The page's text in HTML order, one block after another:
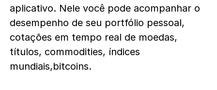
aplicativo. Nele você pode acompanhar o
desempenho de seu portfólio pessoal,
cotações em tempo real de moedas,
títulos, commodities, índices
mundiais,bitcoins.